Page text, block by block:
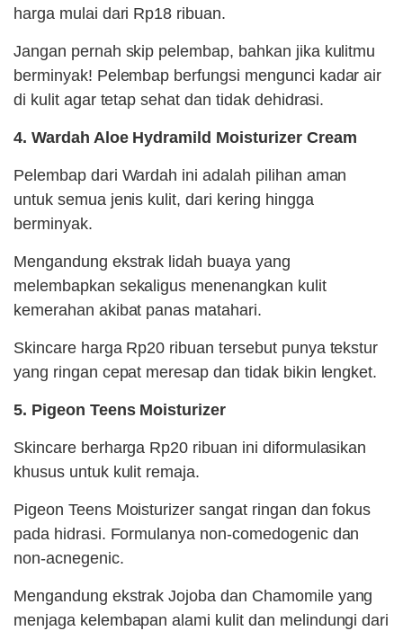
harga mulai dari Rp18 ribuan.
Jangan pernah skip pelembap, bahkan jika kulitmu
berminyak! Pelembap berfungsi mengunci kadar air
di kulit agar tetap sehat dan tidak dehidrasi.
4. Wardah Aloe Hydramild Moisturizer Cream
Pelembap dari Wardah ini adalah pilihan aman
untuk semua jenis kulit, dari kering hingga
berminyak.
Mengandung ekstrak lidah buaya yang
melembapkan sekaligus menenangkan kulit
kemerahan akibat panas matahari.
Skincare harga Rp20 ribuan tersebut punya tekstur
yang ringan cepat meresap dan tidak bikin lengket.
5. Pigeon Teens Moisturizer
Skincare berharga Rp20 ribuan ini diformulasikan
khusus untuk kulit remaja.
Pigeon Teens Moisturizer sangat ringan dan fokus
pada hidrasi. Formulanya non-comedogenic dan
non-acnegenic.
Mengandung ekstrak Jojoba dan Chamomile yang
menjaga kelembapan alami kulit dan melindungi dari